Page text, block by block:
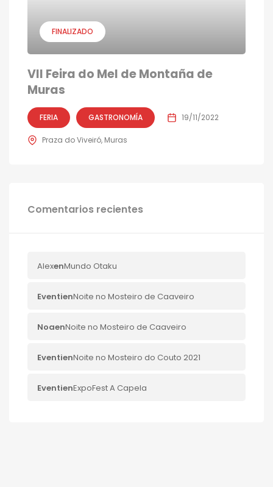
FINALIZADO
VII Feira do Mel de Montaña de
Muras
FERIA GASTRONOMÍA 19/11/2022
Praza do Viveiró, Muras
Comentarios recientes
AlexenMundo Otaku
EventienNoite no Mosteiro de Caaveiro
NoaenNoite no Mosteiro de Caaveiro
EventienNoite no Mosteiro do Couto 2021
EventienExpoFest A Capela